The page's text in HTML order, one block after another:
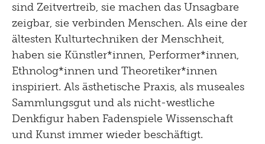
sind Zeitvertreib, sie machen das Unsagbare
zeigbar, sie verbinden Menschen. Als eine der
ältesten Kulturtechniken der Menschheit,
haben sie Künstler*innen, Performer*innen,
Ethnolog*innen und Theoretiker*innen
inspiriert. Als ästhetische Praxis, als museales
Sammlungsgut und als nicht-westliche
Denkfigur haben Fadenspiele Wissenschaft
und Kunst immer wieder beschäftigt.